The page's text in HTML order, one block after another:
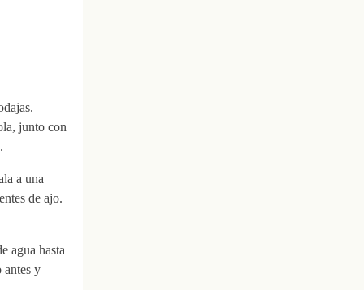
junto con
a una
de ajo.
agua hasta
antes y